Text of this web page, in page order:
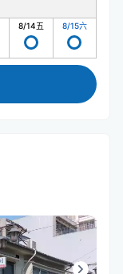
8/14五 8/15六